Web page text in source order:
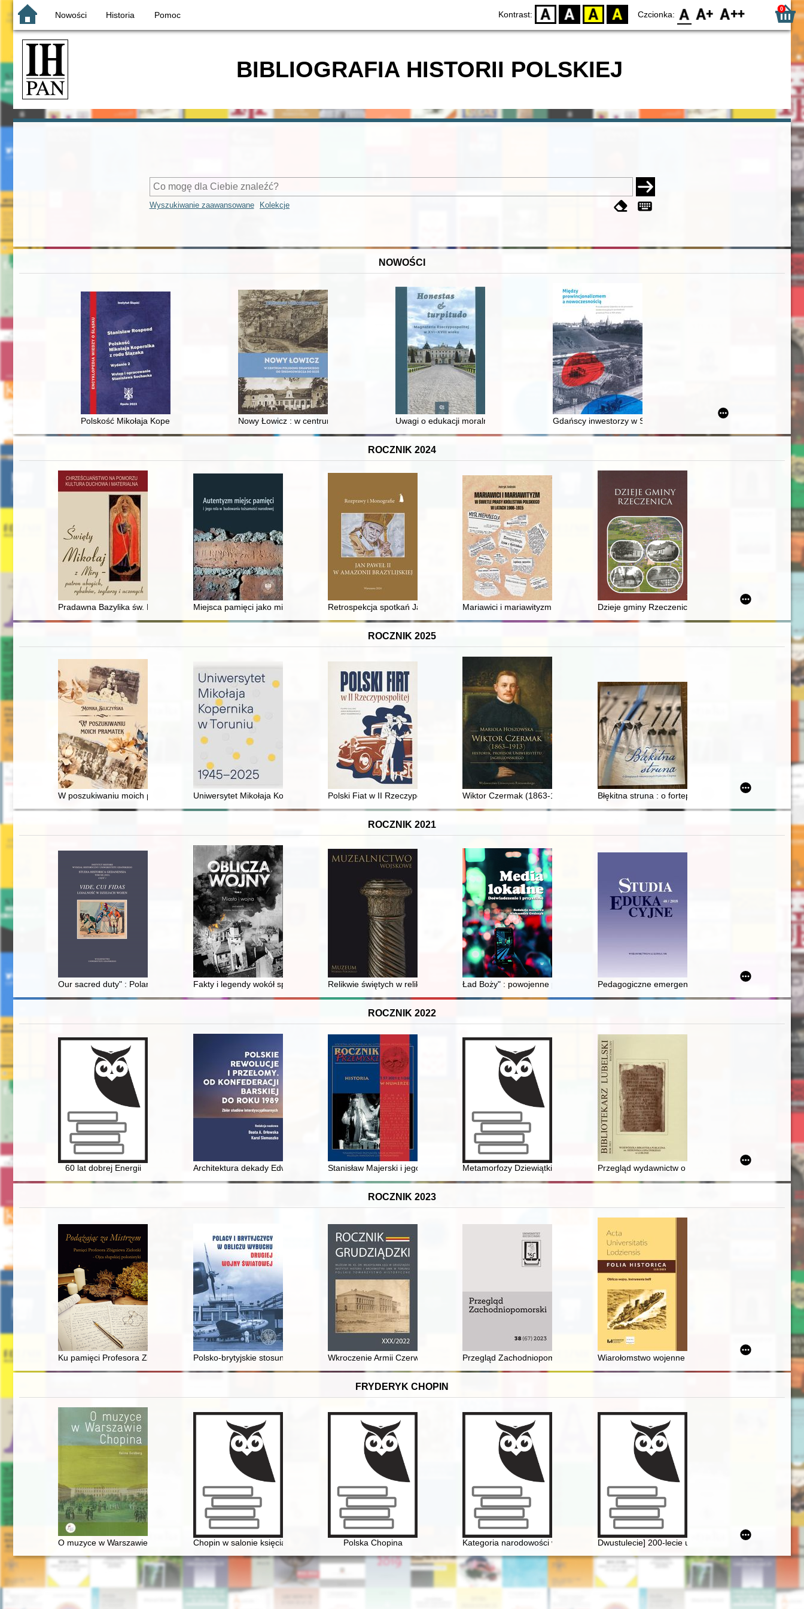
Nowości Historia Pomoc Kontrast: D BW YB BY Czcionka: F0 F1 F2 0
BIBLIOGRAFIA HISTORII POLSKIEJ
Wyszukiwanie zaawansowane Kolekcje
NOWOŚCI
Polskość Mikołaja Kopernika z rodu ŚlązakaNowy Łowicz : w centrum poligonu drawskiego od średniowiecza do dziśUwagi o edukacji moralnej synów szlacheckich w XVI-wiecznej Rzeczypospolitej
Gdańscy inwestorzy w Sopocie : prestiż finansowy i towarzyski
ROCZNIK 2024
Pradawna Bazylika św. Mikołaja w Gdańsku - bezcenna świątynia Kaszubów i Pomorzan
Miejsca pamięci jako miejsca edukacji : dlaczego warto je odwiedzać?Retrospekcja spotkań Jana Pawła II ze społecznościami Amazonii = a Retrospectative of John Paul II's meetings with
Mariawici i mariawityzm w świetle prasy Królestwa Polskiego w latach 1906-1915
Dzieje gminy Rzeczenica
ROCZNIK 2025
W poszukiwaniu moich pramatek Uniwersytet Mikołaja Kopernika w Toruniu : 1945-2025Polski Fiat w II Rzeczypospolitej : historia Fiata na ziemiach polskich od początku wieku do 1939 roku
Wiktor Czermak (1863-1913) : historyk, profesor Uniwersytetu Jagiellońskiego
Błękitna struna : o fortepianach romantycznych
ROCZNIK 2021
Our sacred duty" : Poland’s diaspora fights for Polish independence, 1894-1921
Fakty i legendy wokół spalenia Waszyngtonu w 1814 rokuRelikwie świętych w relikwiarzu komtura domowego elbląskiego Thielego von Lorich ze zbiorów Muzeum Wojska Polskiego
Ład Boży" : powojenne pismo katolickie diecezji włocławskiej założone przez ks. dr.
Pedagogiczne emergencje 1993 roku : cienie
ROCZNIK 2022
60 lat dobrej Energii Architektura dekady Edwarda Gierka : co nam pozostało z tamtych lat?Stanisław Majerski i jego wkład w likwidację zniszczeń spowodowanych Wielką Wojną na terenie Galicji = Stanisław
Metamorfozy Dziewiątki : 50 lat IX Liceum Ogólnokształcącego im. Bohaterów Monte
Przegląd wydawnictw o regionie za 2021 r. = Review
ROCZNIK 2023
Ku pamięci Profesora Zbigniewa ZielonkiPolsko-brytyjskie stosunki wojskowe latem 1939 rokuWkroczenie Armii Czerwonej do Radzynia Chełmińskiego w styczniu 1945 r. : w źródłach historycznych i współczesnej
Przegląd Zachodniopomorski. T. 38 (2023)Wiarołomstwo wojenne = Perfidy (war)
FRYDERYK CHOPIN
O muzyce w Warszawie Chopina Chopin w salonie księcia Antoniego Radziwiłła". Nowe odczytanie obrazu Henryka Siemiradzkiego
Polska Chopina Kategoria narodowości w recepcji twórczości Fryderyka Chopina
Dwustulecie] 200-lecie urodzin Fryderyka Chopina